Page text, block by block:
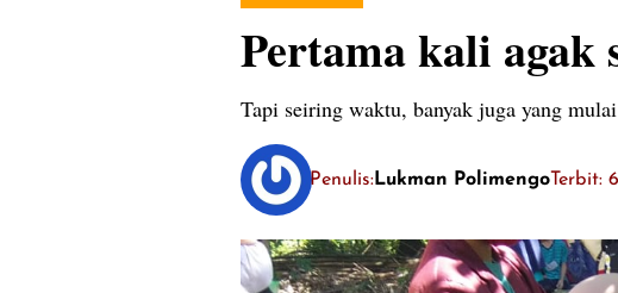
Pertama kali agak
Tapi seiring waktu, banyak juga yang
Penulis:Lukman Polimengo Terbit: